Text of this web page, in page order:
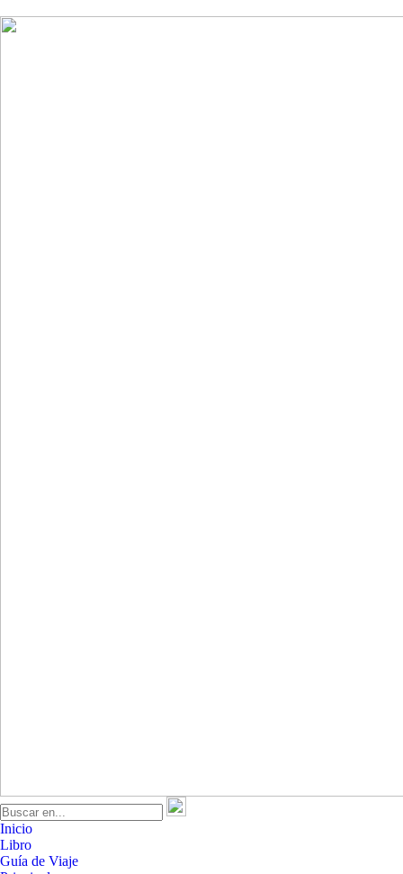
Inicio
Libro
Guía de Viaje